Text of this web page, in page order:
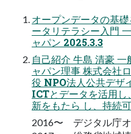
オープンデータの基
ータリテラシー入門
ャパン 2025.3.3
自己紹介 牛島 清豪
ャパン理事 株式会社
役 NPO法人公共デザ
ICTとデータを活用し
新をもたら し、持続
2016〜 デジタル庁